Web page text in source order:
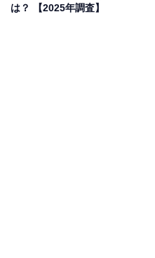
は？ 【2025年調査】